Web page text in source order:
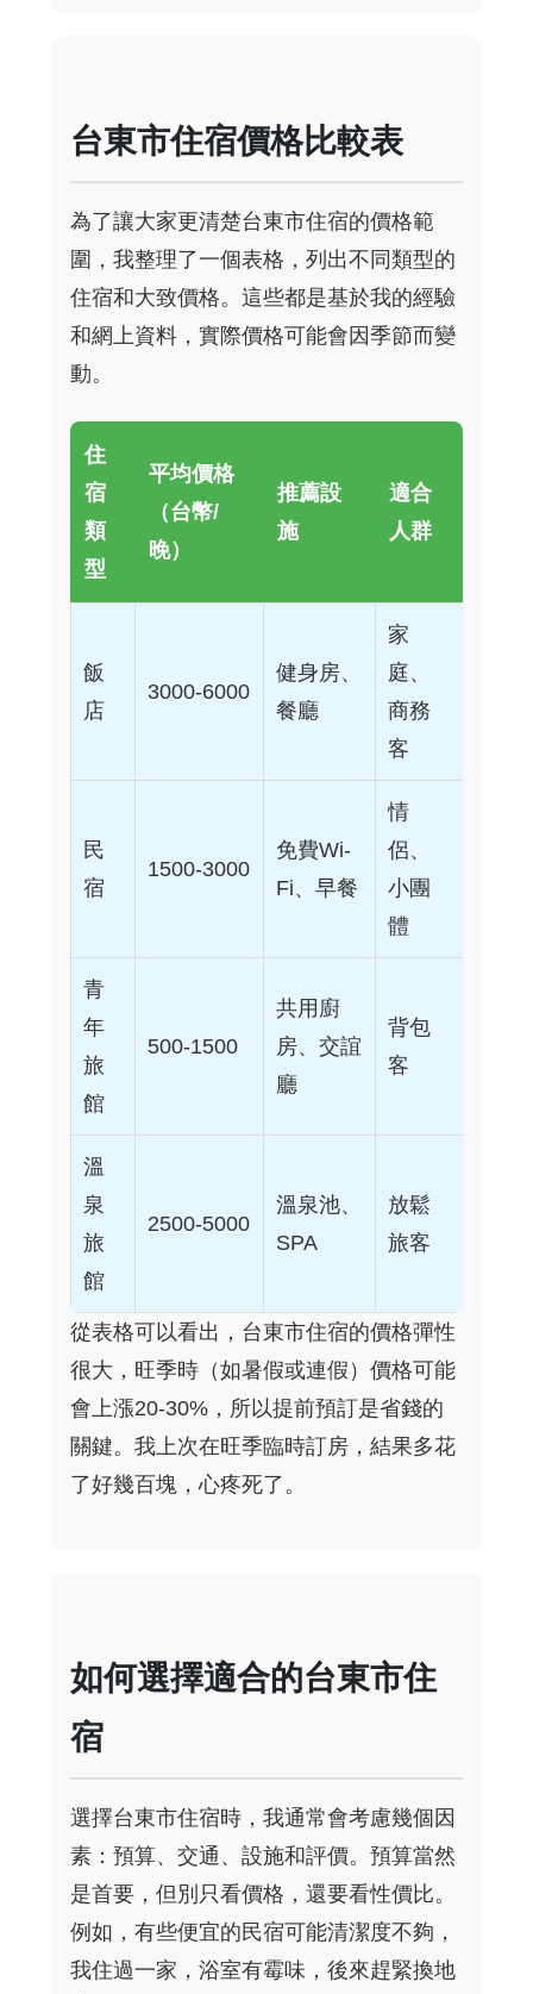
台東市住宿價格比較表
為了讓大家更清楚台東市住宿的價格範
圍，我整理了一個表格，列出不同類型的
住宿和大致價格。這些都是基於我的經驗
和網上資料，實際價格可能會因季節而變
動。
住
宿
類
型
平均價格
（台幣/
晚）
推薦設
施
適合
人群
飯
店
3000-6000
健身房、
餐廳
家
庭、
商務
客
民
宿
1500-3000
免費Wi-
Fi、早餐
情
侶、
小團
體
青
年
旅
館
500-1500
共用廚
房、交誼
廳
背包
客
溫
泉
旅
館
2500-5000
溫泉池、
SPA
放鬆
旅客
從表格可以看出，台東市住宿的價格彈性
很大，旺季時（如暑假或連假）價格可能
會上漲20-30%，所以提前預訂是省錢的
關鍵。我上次在旺季臨時訂房，結果多花
了好幾百塊，心疼死了。
如何選擇適合的台東市住
宿
選擇台東市住宿時，我通常會考慮幾個因
素：預算、交通、設施和評價。預算當然
是首要，但別只看價格，還要看性價比。
例如，有些便宜的民宿可能清潔度不夠，
我住過一家，浴室有霉味，後來趕緊換地